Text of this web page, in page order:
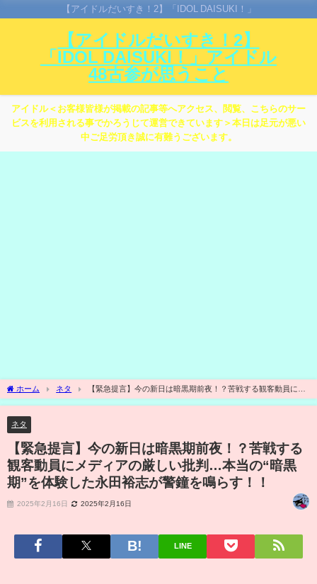
【アイドルだいすき！2】「IDOL DAISUKI！」
【アイドルだいすき！2】
「IDOL DAISUKI！」アイドル
48古参が思うこと
アイドル＜お客様皆様が掲載の記事等へアクセス、閲覧、こちらのサー
ビスを利用される事でかろうじて運営できています＞本日は足元が悪い
中ご足労頂き誠に有難うございます。
ホーム ネタ
【緊急提言】今の新日は暗黒期前夜！？苦戦する観客動員にメ
ディアの厳しい批判…本当の“暗黒期”を体験した永田裕志が警鐘を鳴らす！！
ネタ
【緊急提言】今の新日は暗黒期前夜！？苦戦する
観客動員にメディアの厳しい批判…本当の“暗黒
期”を体験した永田裕志が警鐘を鳴らす！！
2025年2月16日 2025年2月16日
LINE